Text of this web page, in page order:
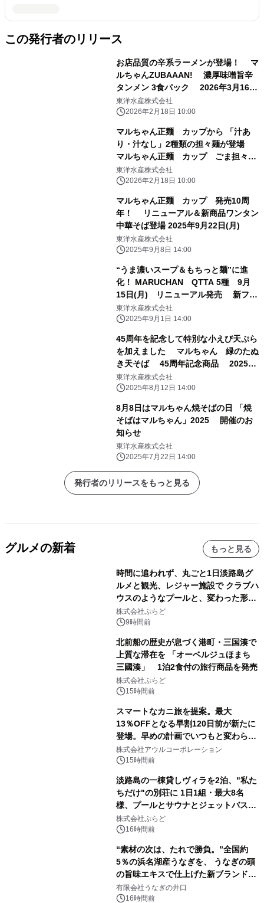
この発行者のリリース
お店品質の辛系ラーメンが登場！ マ
ルちゃんZUBAAAN! 濃厚味噌旨辛
タンメン 3食パック 2026年3月16日
(月) 新発売
東洋水産株式会社
2026年2月18日 10:00
マルちゃん正麺 カップから 「汁あ
り・汁なし」2種類の担々麺が登場
マルちゃん正麺 カップ ごま担々
麺 2026年3月23日(月)リニューアル
発売 同 汁なし担々麺 2026年3月
東洋水産株式会社
2026年2月18日 10:00
マルちゃん正麺 カップ 発売10周
年！ リニューアル＆新商品ワンタン
中華そば登場 2025年9月22日(月)
東洋水産株式会社
2025年9月8日 14:00
“うま濃いスープ＆もちっと麺”に進
化！ MARUCHAN QTTA 5種 9月
15日(月) リニューアル発売 新フレ
ーバー「シビレ麻辣湯麺」も同日発売
東洋水産株式会社
2025年9月1日 14:00
45周年を記念して特別な小えび天ぷら
を加えました マルちゃん 緑のたぬ
き天そば 45周年記念商品 2025年
8月25日(月) 新発売
東洋水産株式会社
2025年8月12日 14:00
8月8日はマルちゃん焼そばの日 「焼
そばはマルちゃん」2025 開催のお
知らせ
東洋水産株式会社
2025年7月22日 14:00
発行者のリリースをもっと見る
グルメの新着 もっと見る
時間に追われず、丸ごと1日淡路島グ
ルメと観光、レジャー施設で クラブハ
ウスのようなプールと、変わった形の
サウナも 「THE BOXY AWAJI」のお
得な素泊まり連泊プランで
株式会社ぷらど
9時間前
北前船の歴史が息づく港町・三国湊で
上質な滞在を 「オーベルジュほまち
三國湊」 1泊2食付の旅行商品を発売
株式会社ぷらど
15時間前
スマートなカニ旅を提案。最大
13％OFFとなる早割120日前が新たに
登場。早めの計画でいつもと変わらぬ
大人の冬旅を。ー夕日ヶ浦温泉「佳松
苑 別邸ふうか」ー
株式会社アウルコーポレーション
15時間前
淡路島の一棟貸しヴィラを2泊、"私た
ちだけ"の別荘に 1日1組・最大8名
様、プールとサウナとジェットバス付
きで Villa Mon Temps AWAJIの連泊
素泊りプラン
株式会社ぷらど
16時間前
“素材の次は、たれで勝負。”全国約
5％の浜名湖産うなぎを、 うなぎの頭
の旨味エキスで仕上げた新ブランド
「井口の誉」誕生
有限会社うなぎの井口
16時間前